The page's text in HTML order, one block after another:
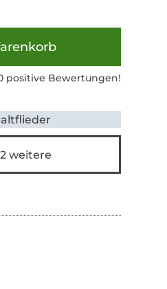
positive Bewertungen!
altflieder